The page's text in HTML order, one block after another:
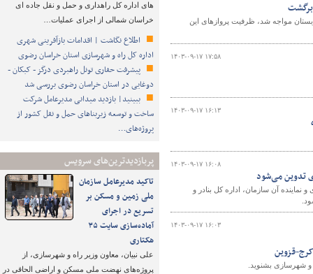
های اداره کل راهداری و حمل و نقل جاده ای
خراسان شمالی از اجرای عملیات…
اطلاع نگاشت | اقدامات بازآفرینی شهری
اداره کل راه و شهرسازی استان خراسان رضوی
پیشرفت حفاری تونل راهبردی درگز - کبکان -
دوغایی در استان خراسان رضوی بررسی شد
ببینید| بازدید میدانی مدیرعامل شرکت
ساخت و توسعه زیربناهای حمل و نقل کشور از
پروژه‌های…
پربازدیدترین‌های سرویس
تاکید مدیرعامل سازمان
ملی زمین و مسکن بر
تسریع در اجرای
آماده‌سازی سایت ۳۵
هکتاری
علی نبیان، معاون وزیر راه و شهرسازی، از
پروژه‌های نهضت ملی مسکن و اراضی الحاقی در
مواجه شد، ظرفیت پروازهای این
۱۴۰۳-۰۹-۱۷ ۱۷:۵۸
۱۴۰۳-۰۹-۱۷ ۱۶:۱۳
۱۴۰۳-۰۹-۱۷ ۱۶:۰۸
تدوین می‌شود
آن سازمان، اداره کل بنادر و
۱۴۰۳-۰۹-۱۷ ۱۶:۰۳
قزوین
و شهرسازی بشنوید.